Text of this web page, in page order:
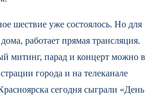
шествие уже состоялось. Но для
работает прямая трансляция.
митинг, парад и концерт можно в
города и на телеканале
сегодня сыграли «День